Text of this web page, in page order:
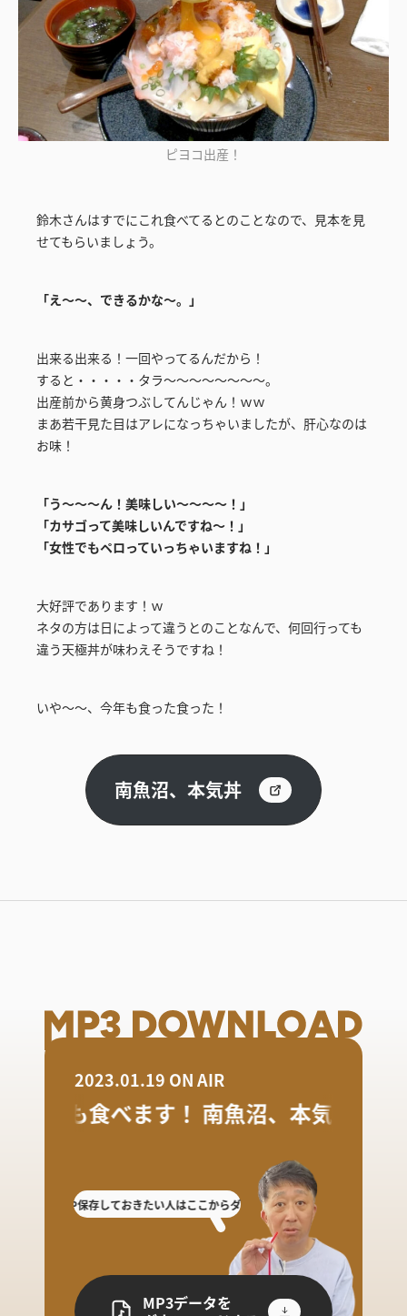
ピヨコ出産！
鈴木さんはすでにこれ食べてるとのことなので、見本を見
せてもらいましょう。
「え～～、できるかな～。」
出来る出来る！一回やってるんだから！
すると・・・・・タラ～～～～～～～～。
出産前から黄身つぶしてんじゃん！ｗｗ
まあ若干見た目はアレになっちゃいましたが、肝心なのは
お味！
「う～～～ん！美味しい～～～～！」
「カサゴって美味しいんですね～！」
「女性でもペロっていっちゃいますね！」
大好評であります！ｗ
ネタの方は日によって違うとのことなんで、何回行っても
違う天極丼が味わえそうですね！
いや～～、今年も食った食った！
南魚沼、本気丼
した人や保存しておきたい人はここからダウンロード! 放送を聴き逃した人や
2023.01.19 ON AIR
今年も食べます！ 南魚沼、本気丼
MP3データを